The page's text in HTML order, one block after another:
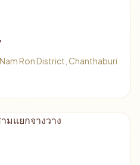
Ron District, Chanthaburi